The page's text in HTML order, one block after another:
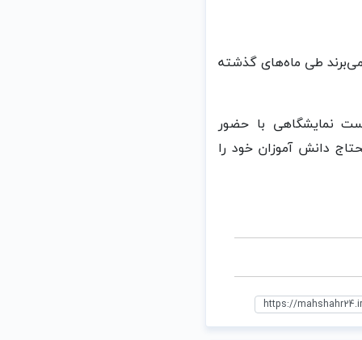
می‌برند طی ماه‌های گذشته
نمایشگاهی با حضور
دانش آموزان خود را